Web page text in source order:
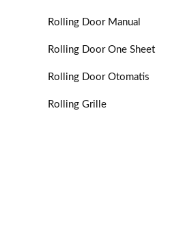
Rolling Door Manual
Rolling Door One Sheet
Rolling Door Otomatis
Rolling Grille